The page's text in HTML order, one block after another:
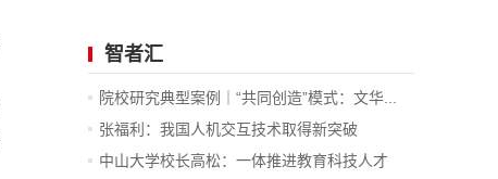
智者汇
院校研究典型案例｜“共同创造”模式：文华...
张福利：我国人机交互技术取得新突破
中山大学校长高松：一体推进教育科技人才